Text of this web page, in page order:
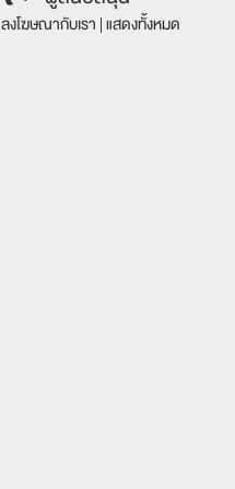
ลงโฆษณากับเรา |แสดงทั้งหมด